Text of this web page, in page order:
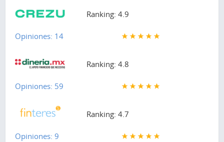
Ranking: 4.9
Opiniones: 14
Ranking: 4.8
Opiniones: 59
Ranking: 4.7
Opiniones: 9